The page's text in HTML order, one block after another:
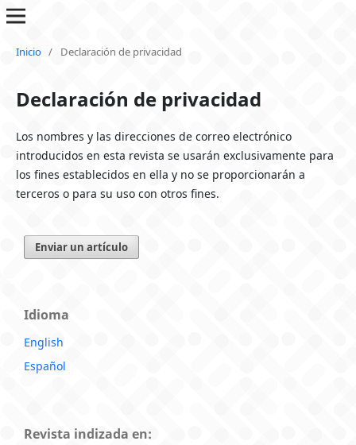
Inicio / Declaración de privacidad
Declaración de privacidad
Los nombres y las direcciones de correo electrónico
introducidos en esta revista se usarán exclusivamente para
los fines establecidos en ella y no se proporcionarán a
terceros o para su uso con otros fines.
Enviar un artículo
Idioma
English
Español
Revista indizada en: